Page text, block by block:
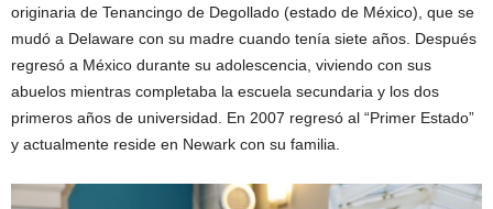
originaria de Tenancingo de Degollado (estado de México), que se
mudó a Delaware con su madre cuando tenía siete años. Después
regresó a México durante su adolescencia, viviendo con sus
abuelos mientras completaba la escuela secundaria y los dos
primeros años de universidad. En 2007 regresó al “Primer Estado”
y actualmente reside en Newark con su familia.